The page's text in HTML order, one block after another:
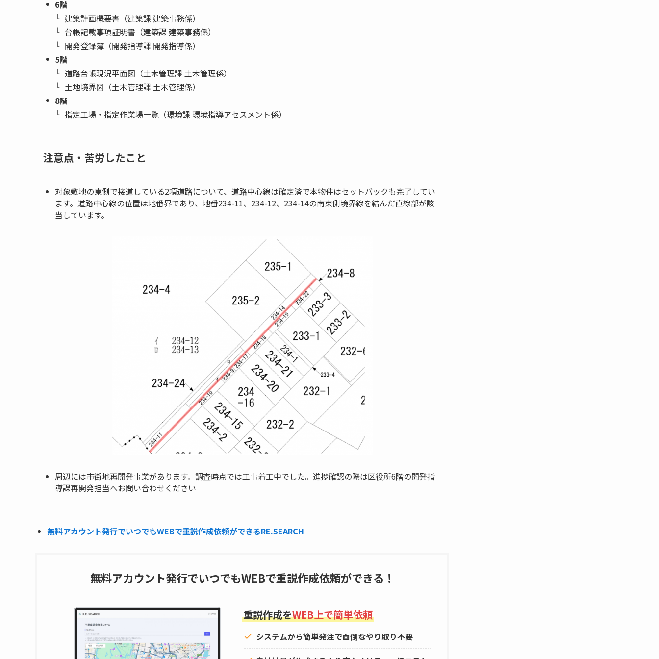
6階
建築計画概要書（建築課 建築事務係）
台帳記載事項証明書（建築課 建築事務係）
開発登録簿（開発指導課 開発指導係）
5階
道路台帳現況平面図（土木管理課 土木管理係）
土地境界図（土木管理課 土木管理係）
8階
指定工場・指定作業場一覧（環境課 環境指導アセスメント係）
注意点・苦労したこと
対象敷地の東側で接道している2項道路について、道路中心線は確定済で本物件はセットバックも完了してい
ます。道路中心線の位置は地番界であり、地番234-11、234-12、234-14の南東側境界線を結んだ直線部が該
当しています。
周辺には市街地再開発事業があります。調査時点では工事着工中でした。進捗確認の際は区役所6階の開発指
導課再開発担当へお問い合わせください
無料アカウント発行でいつでもWEBで重説作成依頼ができるRE.SEARCH
無料アカウント発行でいつでもWEBで重説作成依頼ができる！
重説作成をWEB上で簡単依頼
システムから簡単発注で面倒なやり取り不要